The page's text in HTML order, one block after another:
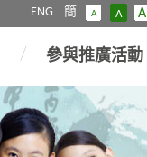
ENG 簡 A A A
參與推廣活動